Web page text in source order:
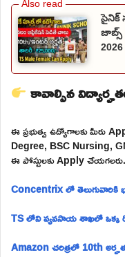
సైనిక్
జాబ్స్
కావాల్సిన
ఈ ప్రభుత్వ ఉద్యోగాలకు మీరు
Degree, BSC Nursing,
ఈ పోస్టులకు Apply చేయగలరు.
Concentrix లో
TS లోని వ్యవసాయ శాఖలో ఒక్క
Amazon చరిత్రలో 10th